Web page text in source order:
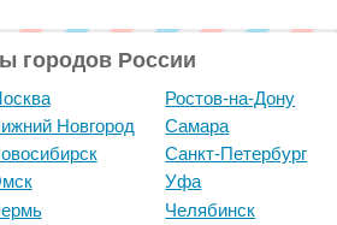
городов России
Новгород
Ростов-на-Дону
Самара
Санкт-Петербург
Уфа
Челябинск